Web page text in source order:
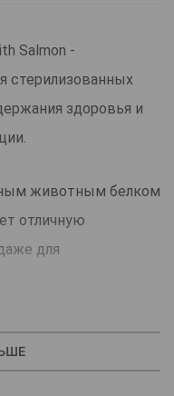
Salmon -
стерилизованных
здоровья и
животным белком
отличную
для
составу.